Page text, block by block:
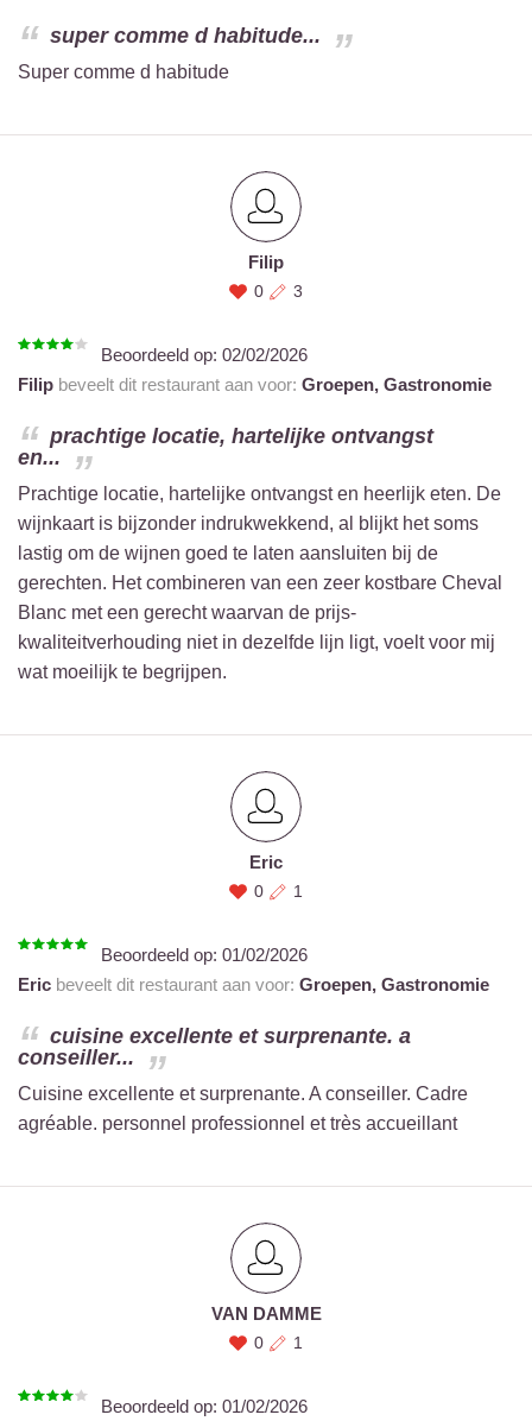
super comme d habitude...
Super comme d habitude
Filip
0 3
Beoordeeld op: 02/02/2026
Filip beveelt dit restaurant aan voor: Groepen, Gastronomie
prachtige locatie, hartelijke ontvangst
en...
Prachtige locatie, hartelijke ontvangst en heerlijk eten. De
wijnkaart is bijzonder indrukwekkend, al blijkt het soms
lastig om de wijnen goed te laten aansluiten bij de
gerechten. Het combineren van een zeer kostbare Cheval
Blanc met een gerecht waarvan de prijs-
kwaliteitverhouding niet in dezelfde lijn ligt, voelt voor mij
wat moeilijk te begrijpen.
Eric
0 1
Beoordeeld op: 01/02/2026
Eric beveelt dit restaurant aan voor: Groepen, Gastronomie
cuisine excellente et surprenante. a
conseiller...
Cuisine excellente et surprenante. A conseiller. Cadre
agréable. personnel professionnel et très accueillant
VAN DAMME
0 1
Beoordeeld op: 01/02/2026